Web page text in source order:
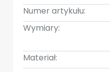
Numer artykułu:
Wymiary:
Materiał: